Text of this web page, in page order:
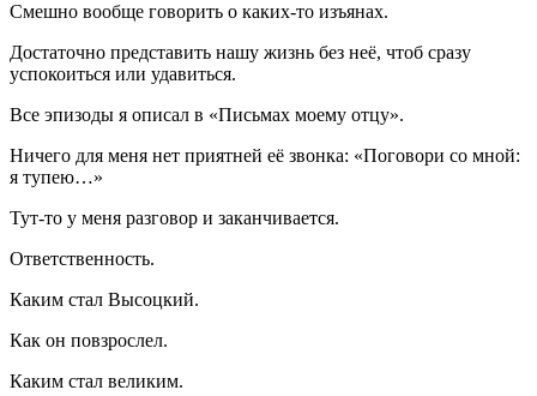
Смешно вообще говорить о каких-то изъянах.
Достаточно представить нашу жизнь без неё, чтоб сразу
успокоиться или удавиться.
Все эпизоды я описал в «Письмах моему отцу».
Ничего для меня нет приятней её звонка: «Поговори со мной:
я тупею…»
Тут-то у меня разговор и заканчивается.
Ответственность.
Каким стал Высоцкий.
Как он повзрослел.
Каким стал великим.